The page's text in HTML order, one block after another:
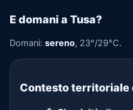
E domani a Tusa?
Domani: sereno, 23°/29°C.
Contesto territoriale